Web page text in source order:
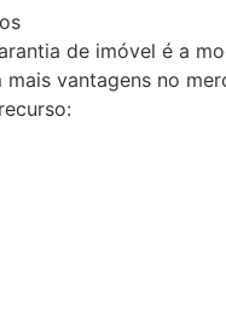
de imóvel é a
vantagens no